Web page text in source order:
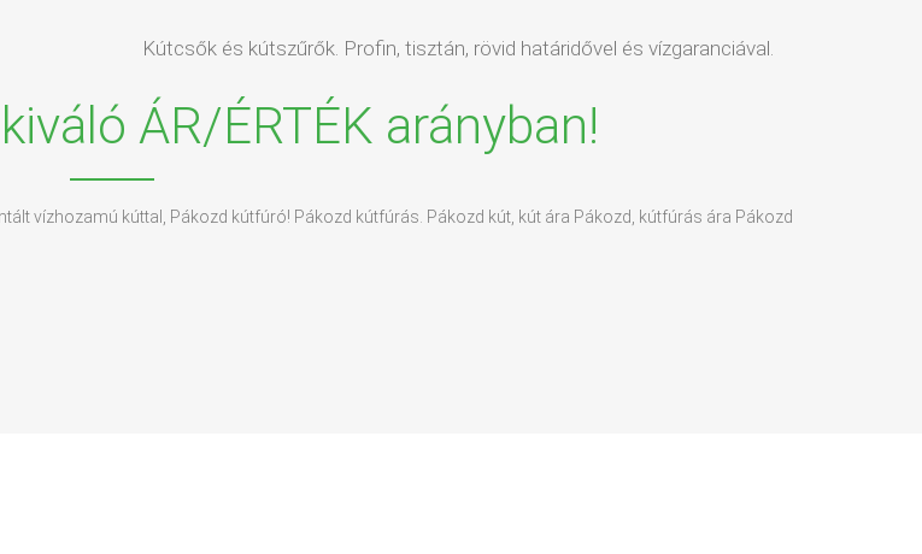
Kútcsők és kútszűrők. Profin, tisztán, rövid határidővel és vízgaranciával.
ÁR/ÉRTÉK arányban!
vízhozamú kúttal, Pákozd kútfúró! Pákozd kútfúrás. Pákozd kút, kút ára Pákozd, kútfúrás ára Pákozd